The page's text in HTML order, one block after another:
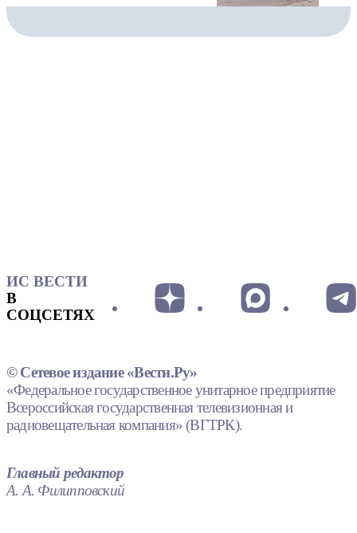
ИС ВЕСТИ
В
СОЦСЕТЯХ
© Сетевое издание «Вести.Ру»
«Федеральное государственное унитарное предприятие
Всероссийская государственная телевизионная и
радиовещательная компания» (ВГТРК).
Главный редактор
А. А. Филипповский